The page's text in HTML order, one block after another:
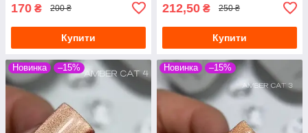
170 ₴ 200 ₴
Купити
212,50 ₴ 250 ₴
Купити
Новинка –15% Новинка –15%